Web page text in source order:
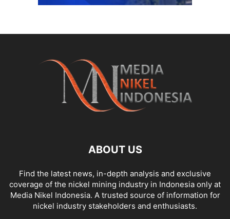
ABOUT US
Find the latest news, in-depth analysis and exclusive
coverage of the nickel mining industry in Indonesia only at
Media Nikel Indonesia. A trusted source of information for
nickel industry stakeholders and enthusiasts.